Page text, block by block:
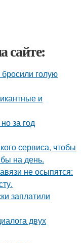
сайте:
голую
и
за год
сервиса, чтобы
на день.
не осыпятся:
заплатили
двух